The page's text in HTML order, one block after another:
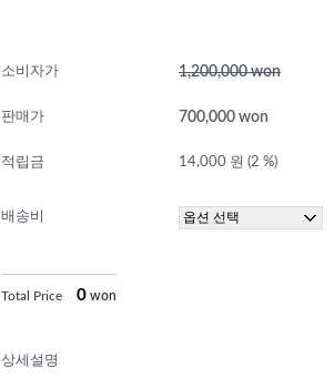
소비자가 1,200,000 won
판매가 700,000 won
적립금 14,000 원 (2 %)
배송비
Total Price 0 won
상세설명